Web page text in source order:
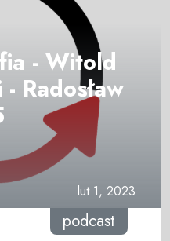
- Witold
Radosław
lut 1, 2023
podcast